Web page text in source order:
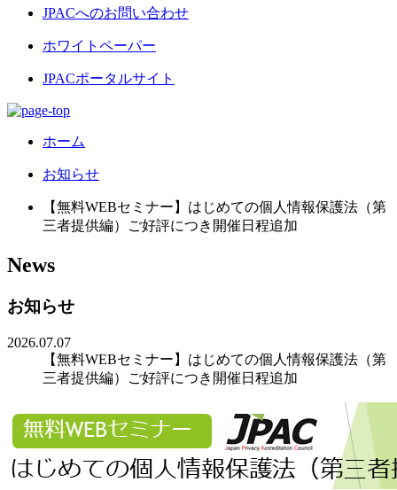
JPACへのお問い合わせ
ホワイトペーパー
JPACポータルサイト
ホーム
お知らせ
【無料WEBセミナー】はじめての個人情報保護法（第
三者提供編）ご好評につき開催日程追加
News
お知らせ
2026.07.07
【無料WEBセミナー】はじめての個人情報保護法（第
三者提供編）ご好評につき開催日程追加